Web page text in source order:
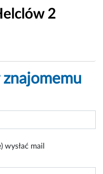
2
znajomemu
wysłać mail